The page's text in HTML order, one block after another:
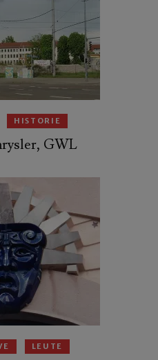
HISTORIE
GWL
LEUTE